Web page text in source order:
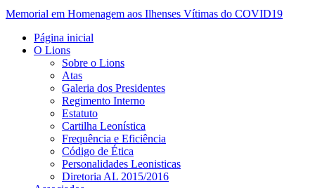
Memorial em Homenagem aos Ilhenses Vítimas do COVID19
Página inicial
O Lions
Sobre o Lions
Atas
Galeria dos Presidentes
Regimento Interno
Estatuto
Cartilha Leonística
Frequência e Eficiência
Código de Ética
Personalidades Leonisticas
Diretoria AL 2015/2016